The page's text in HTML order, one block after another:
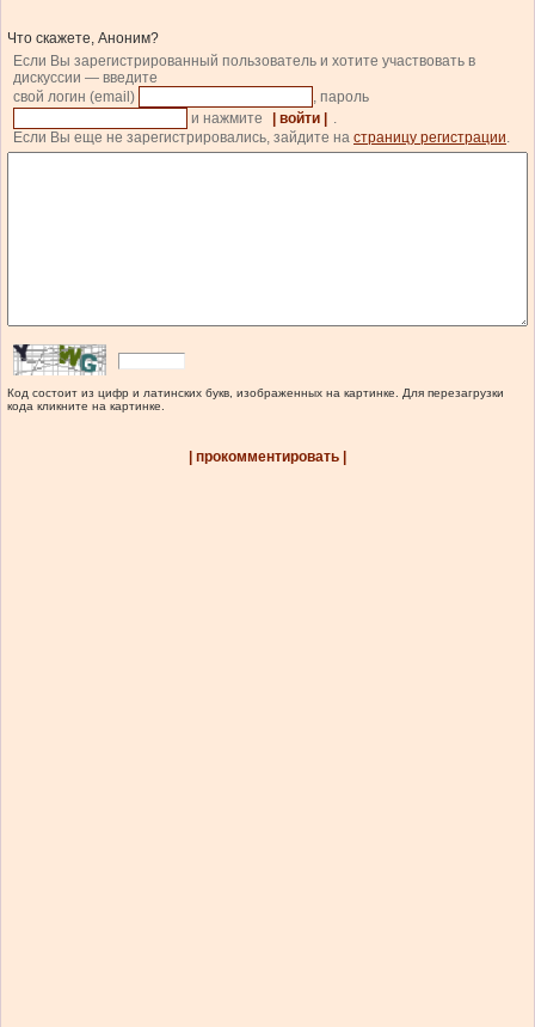
Что скажете, Аноним?
Если Вы зарегистрированный пользователь и хотите участвовать в
дискуссии — введите
свой логин (email)
, пароль
и нажмите
| войти |
.
Если Вы еще не зарегистрировались, зайдите на страницу регистрации.
Код состоит из цифр и латинских букв, изображенных на картинке. Для перезагрузки
кода кликните на картинке.
| прокомментировать |